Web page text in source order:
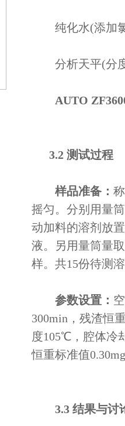
纯化水(添加氯
分析天平(分度
AUTO
3.2 测试过程
样品准备：
摇匀。分别用量
动加料的溶剂放
液。另用量筒量
样。共15份待测
参数设置：
300min，残渣恒
度105℃，腔体冷
恒重标准值
3.3 结果与讨